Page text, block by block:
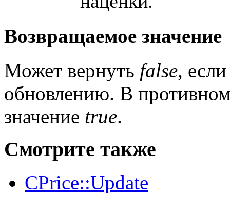
Возвращаемое значение
Может вернуть false,
обновлению. В
значение true.
Смотрите также
CPrice::Update